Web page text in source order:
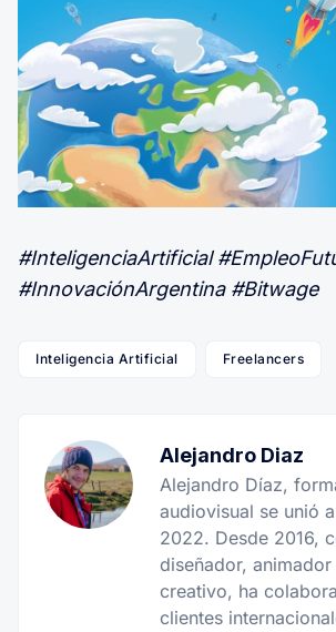
#InteligenciaArtificial
#InnovaciónArgentina #Bitwage
Inteligencia Artificial Freelancers
Alejandro Diaz
Alejandro Díaz,
audiovisual se unió
2022. Desde 2016,
diseñador,
creativo, ha
clientes